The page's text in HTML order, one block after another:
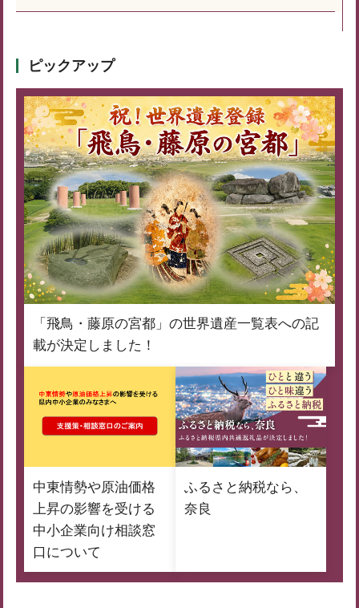
ピックアップ
「飛鳥・藤原の宮都」の世界遺産一覧表への記
載が決定しました！
中東情勢や原油価格
上昇の影響を受ける
中小企業向け相談窓
口について
ふるさと納税なら、
奈良